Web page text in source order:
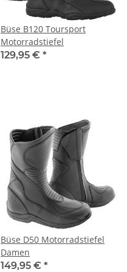
Büse B120 Toursport
Motorradstiefel
129,95 € *
Büse D50 Motorradstiefel
Damen
149,95 € *